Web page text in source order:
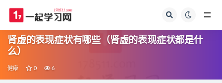
肾虚的表现症状有哪些（肾虚的表现症状都是什
么）
健康 0 6